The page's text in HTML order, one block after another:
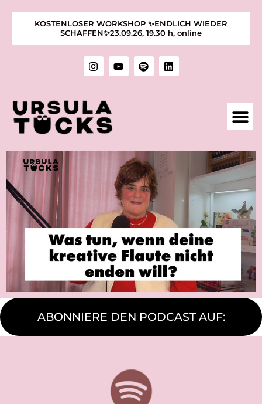
KOSTENLOSER WORKSHOP ✨ENDLICH WIEDER
SCHAFFEN✨23.09.26, 19.30 h, online
ABONNIERE DEN PODCAST AUF: